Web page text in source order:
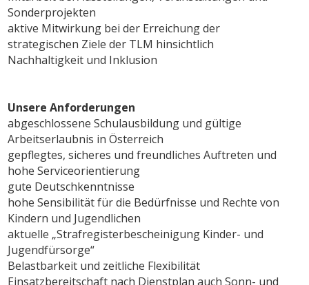
Sonderprojekten
aktive Mitwirkung bei der Erreichung der
strategischen Ziele der TLM hinsichtlich
Nachhaltigkeit und Inklusion
Unsere Anforderungen
abgeschlossene Schulausbildung und gültige
Arbeitserlaubnis in Österreich
gepflegtes, sicheres und freundliches Auftreten und
hohe Serviceorientierung
gute Deutschkenntnisse
hohe Sensibilität für die Bedürfnisse und Rechte von
Kindern und Jugendlichen
aktuelle „Strafregisterbescheinigung Kinder- und
Jugendfürsorge“
Belastbarkeit und zeitliche Flexibilität
Einsatzbereitschaft nach Dienstplan auch Sonn- und